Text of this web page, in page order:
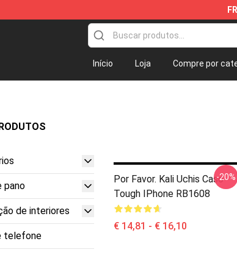
Kali Uchis Merchandise Shop
Início Loja Compre por
pano
de interiores
telefone
Por Favor. Kali Uchis Caso
Tough IPhone RB1608
€ 14,81 - € 16,10
-20%